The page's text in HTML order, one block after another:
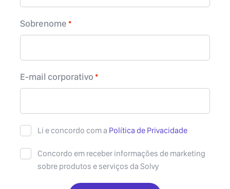
Sobrenome
E-mail corporativo
Li e concordo com a Política de Privacidade
Concordo em receber informações de marketing
sobre produtos e serviços da Solvy